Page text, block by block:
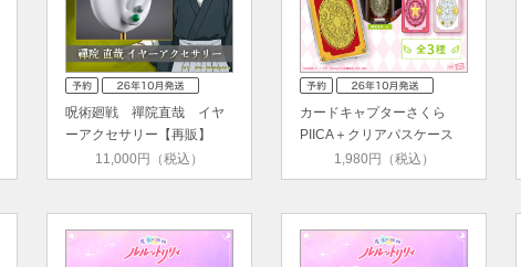
呪術廻戦 禪院直哉 イヤ
ーアクセサリー【再販】
11,000円（税込）
カードキャプターさくら
PIICA＋クリアパスケース
(全３…1,980円（税込）